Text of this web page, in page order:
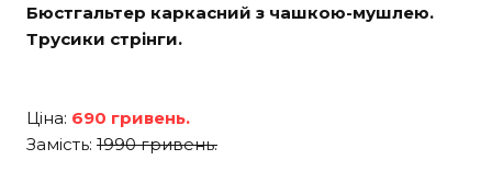
Бюстгальтер каркасний з чашкою-мушлею.
Трусики стрінги.
Ціна: 690 гривень.
Замість: 1990 гривень.